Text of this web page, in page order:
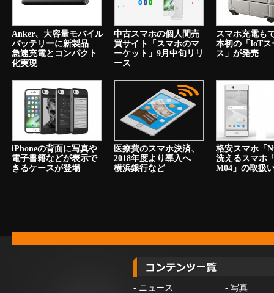
Anker、大容量モバイル
バッテリーに新製品
急速充電とコンパクト
化実現
中古スマホの個人間売
買サイト「スマホのマ
ーケット」9月中旬リリ
ース
スマホ充電も
本初の「IoTス
ス」が発売
iPhoneの背面に写真や
電子書籍などが表示で
きるケースが登場
医療費のスマホ決済、
2018年度より導入へ
横浜銀行など
格安スマホ
洗えるスマホ
M04」の取扱
- ニュース - 写真